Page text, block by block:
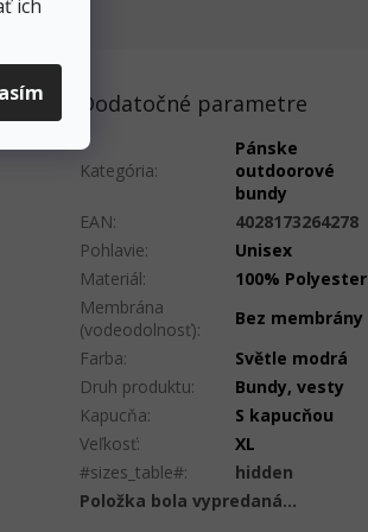
ich
Dodatočné parametre
Kategória:
Pánske
outdoorové
bundy
EAN:
4028173264278
Pohlavie:
Unisex
Materiál:
100% Polyester
Membrána
(vodeodolnosť):
Bez membrány
Farba:
Světle modrá
Druh produktu:
Bundy, vesty
Kapucňa:
S kapucňou
Veľkosť:
XL
#sizes_table#:
hidden
Položka bola vypredaná…